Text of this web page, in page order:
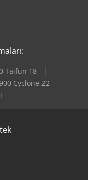
Taifun 18
Cyclone 22